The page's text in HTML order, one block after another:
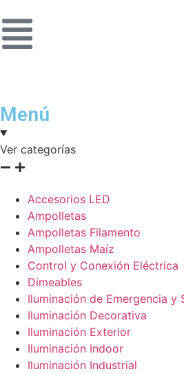
Menú
Ver categorías
Accesorios LED
Ampolletas
Ampolletas Filamento
Ampolletas Maíz
Control y Conexión Eléctrica
Dimeables
Iluminación de Emergencia y
Iluminación Decorativa
Iluminación Exterior
Iluminación Indoor
Iluminación Industrial